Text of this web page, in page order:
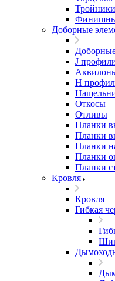
Тройники
Доборные
J
Н
Откосы
Отливы
Планки
Планки
Планки
Планки
Планки
Кровля
Кровля
Гибкая